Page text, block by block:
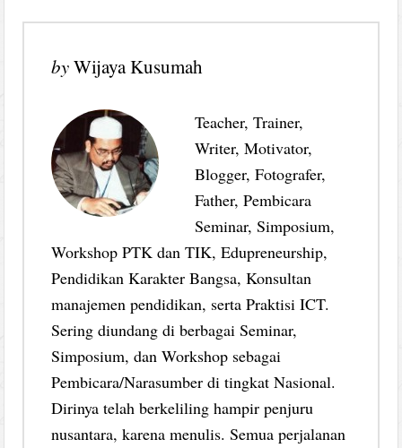
byWijaya Kusumah
Teacher, Trainer,
Writer, Motivator,
Blogger, Fotografer,
Father, Pembicara
Seminar, Simposium,
Workshop PTK dan TIK, Edupreneurship,
Pendidikan Karakter Bangsa, Konsultan
manajemen pendidikan, serta Praktisi ICT.
Sering diundang di berbagai Seminar,
Simposium, dan Workshop sebagai
Pembicara/Narasumber di tingkat Nasional.
Dirinya telah berkeliling hampir penjuru
nusantara, karena menulis. Semua perjalanan